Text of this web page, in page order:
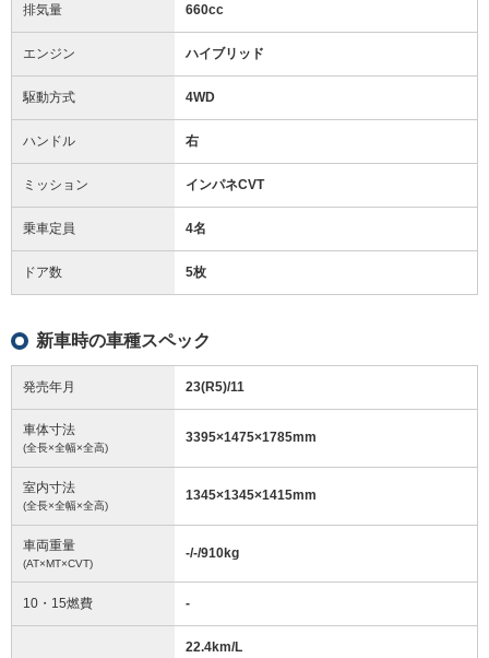
排気量 660cc
エンジン ハイブリッド
駆動方式 4WD
ハンドル 右
ミッション インパネCVT
乗車定員 4名
ドア数 5枚
新車時の車種スペック
発売年月 23(R5)/11
車体寸法
(全長×全幅×全高)
3395×1475×1785mm
室内寸法
(全長×全幅×全高)
1345×1345×1415mm
車両重量
(AT×MT×CVT)
-/-/910kg
10・15燃費 -
22.4km/L